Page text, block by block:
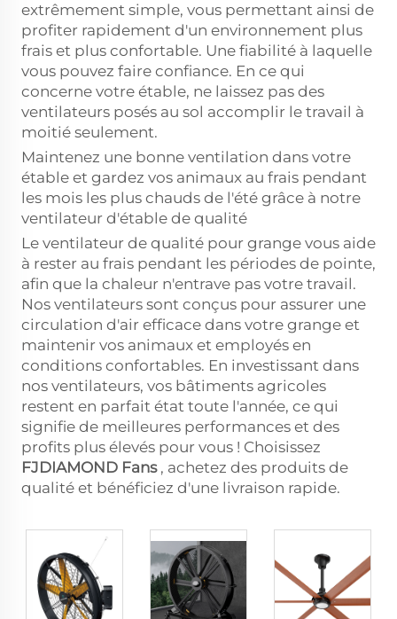
extrêmement simple, vous permettant ainsi de
profiter rapidement d'un environnement plus
frais et plus confortable. Une fiabilité à laquelle
vous pouvez faire confiance. En ce qui
concerne votre étable, ne laissez pas des
ventilateurs posés au sol accomplir le travail à
moitié seulement.
Maintenez une bonne ventilation dans votre
étable et gardez vos animaux au frais pendant
les mois les plus chauds de l'été grâce à notre
ventilateur d'étable de qualité
Le ventilateur de qualité pour grange vous aide
à rester au frais pendant les périodes de pointe,
afin que la chaleur n'entrave pas votre travail.
Nos ventilateurs sont conçus pour assurer une
circulation d'air efficace dans votre grange et
maintenir vos animaux et employés en
conditions confortables. En investissant dans
nos ventilateurs, vos bâtiments agricoles
restent en parfait état toute l'année, ce qui
signifie de meilleures performances et des
profits plus élevés pour vous ! Choisissez
FJDIAMOND Fans , achetez des produits de
qualité et bénéficiez d'une livraison rapide.